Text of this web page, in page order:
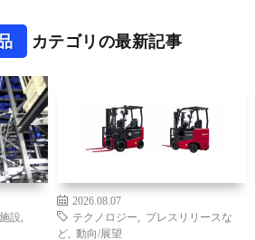
カテゴリの最新記事
設
2026.08.07
テクノロジー
プレスリリースな
ど
動向/展望